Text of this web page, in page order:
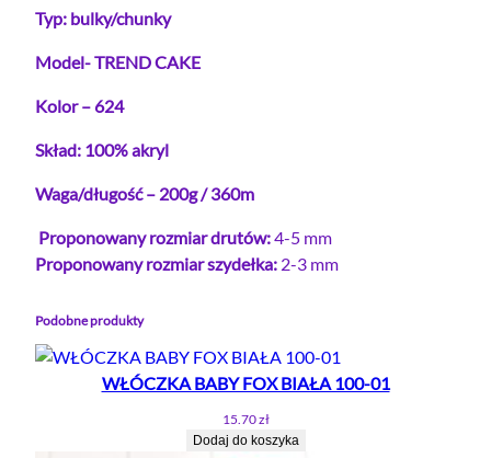
A
R
E
D
A
K
E
/
Typ: bulky/chunky
Model- TREND CAKE
Kolor – 624
Skład: 100% akryl
Waga/długość – 200g / 360m
Proponowany rozmiar drutów:4-5 mm
Proponowany rozmiar szydełka: 2-3 mm
Podobne produkty
WŁÓCZKA BABY FOX BIAŁA 100-01
15.70zł
Dodaj do koszyka